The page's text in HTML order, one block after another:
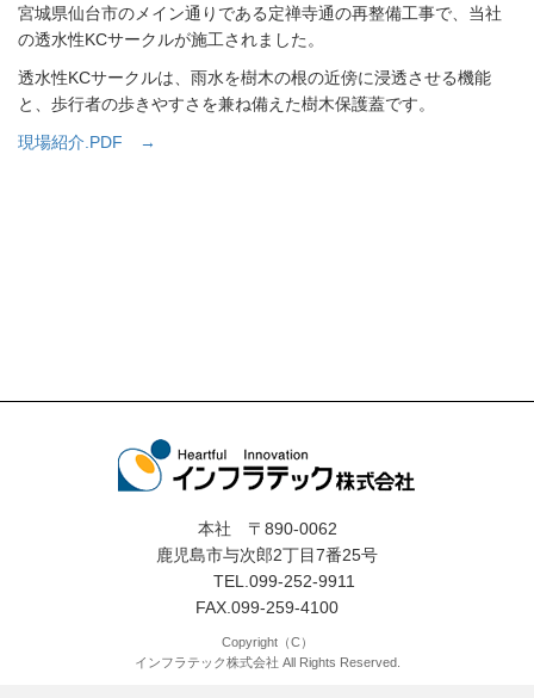
宮城県仙台市のメイン通りである定禅寺通の再整備工事で、当社
の透水性KCサークルが施工されました。
透水性KCサークルは、雨水を樹木の根の近傍に浸透させる機能
と、歩行者の歩きやすさを兼ね備えた樹木保護蓋です。
現場紹介.PDF →
本社 〒890-0062
鹿児島市与次郎2丁目7番25号
TEL.099-252-9911
FAX.099-259-4100
Copyright（C）
インフラテック株式会社 All Rights Reserved.